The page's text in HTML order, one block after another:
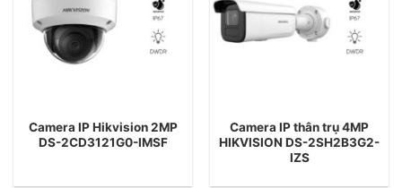
Camera IP Hikvision 2MP
DS-2CD3121G0-IMSF
Camera IP thân trụ 4MP
HIKVISION DS-2SH2B3G2-
IZS